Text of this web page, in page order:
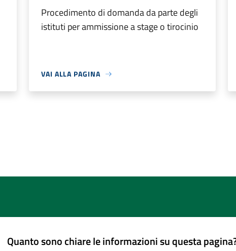
Procedimento di domanda da parte degli
istituti per ammissione a stage o tirocinio
VAI ALLA PAGINA
Quanto sono chiare le informazioni su questa